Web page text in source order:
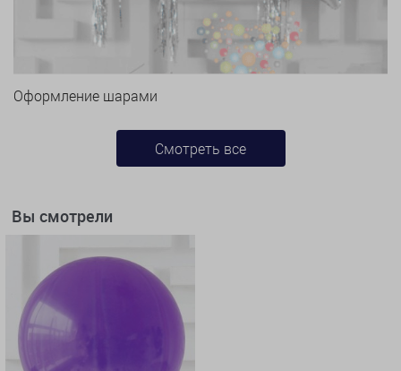
Оформление шарами
Смотреть все
Вы смотрели